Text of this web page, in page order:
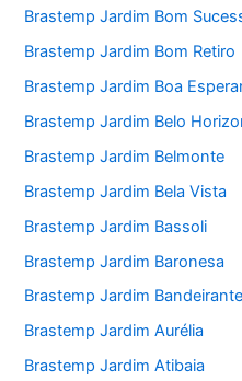
Brastemp Jardim Bom
Brastemp Jardim Bom Retiro
Brastemp Jardim Boa
Brastemp Jardim Belo
Brastemp Jardim Belmonte
Brastemp Jardim Bela Vista
Brastemp Jardim Bassoli
Brastemp Jardim Baronesa
Brastemp Jardim
Brastemp Jardim Aurélia
Brastemp Jardim Atibaia